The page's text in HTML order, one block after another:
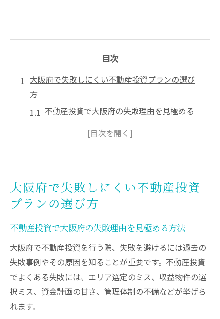
目次
大阪府で失敗しにくい不動産投資プランの選び
方
不動産投資で大阪府の失敗理由を見極める
収益物件を選ぶ際の大阪の投資ポイントと
を解説
不動産投資で押さえたい大阪のエリア傾向
投資用不動産会社選びが大阪で重要な理由
画
年収500万で不動産投資に必要な資金目安と
は
大阪府で失敗しにくい不動産投資
プランの選び方
不動産投資で大阪府の失敗理由を見極める方法
大阪府で不動産投資を行う際、失敗を避けるには過去の
失敗事例やその原因を知ることが重要です。不動産投資
でよくある失敗には、エリア選定のミス、収益物件の選
択ミス、資金計画の甘さ、管理体制の不備などが挙げら
れます。